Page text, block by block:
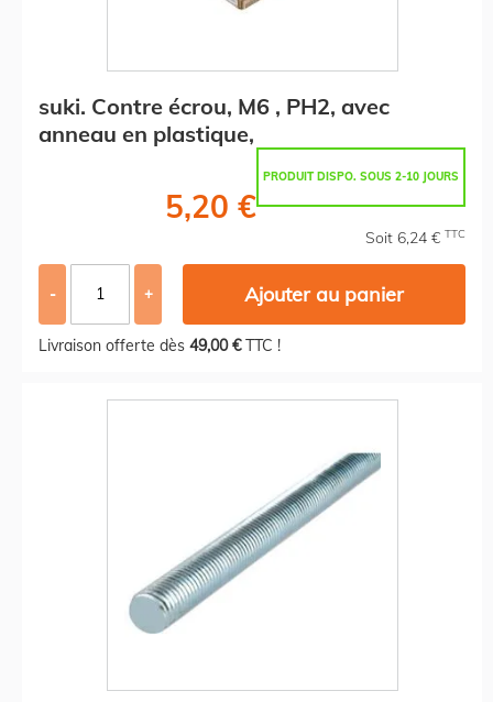
suki. Contre écrou, M6 , PH2, avec
anneau en plastique,
PRODUIT DISPO. SOUS 2-10 JOURS
5,20 €
Soit 6,24 € TTC
- + Ajouter au panier
Livraison offerte dès 49,00 €TTC !